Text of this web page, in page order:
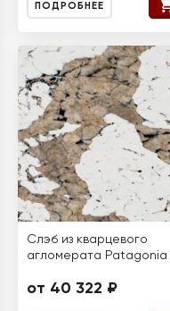
ПОДРОБНЕЕ
Слэб из кварцевого
агломерата Patagonia
от 40 322 ₽